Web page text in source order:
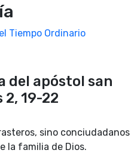
Tiempo Ordinario
del apóstol san
2, 19-22
sino conciudadanos
la familia de Dios.